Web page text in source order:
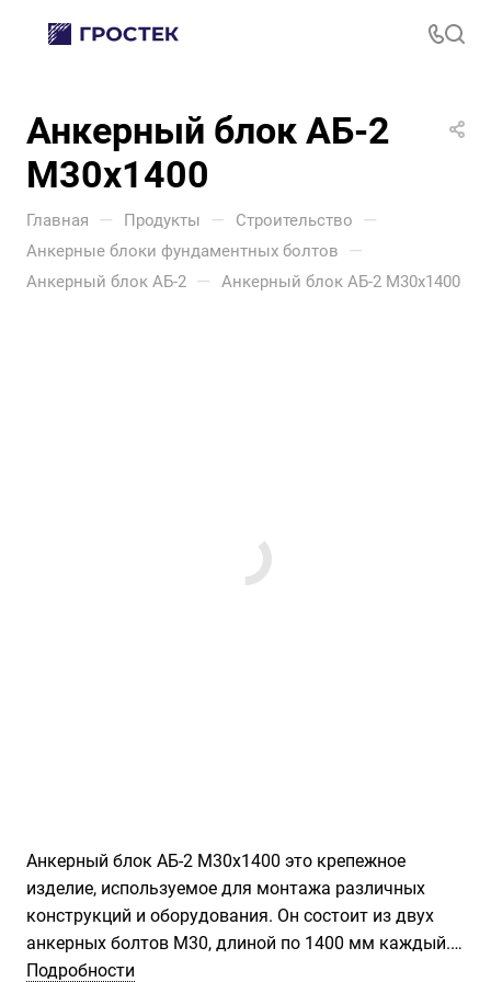
Анкерный блок АБ-2
М30х1400
Главная — Продукты — Строительство —
Анкерные блоки фундаментных болтов —
Анкерный блок АБ-2 — Анкерный блок АБ-2 М30х1400
Анкерный блок АБ-2 М30х1400 это крепежное
изделие, используемое для монтажа различных
конструкций и оборудования. Он состоит из двух
анкерных болтов М30, длиной по 1400 мм каждый.
Подробности